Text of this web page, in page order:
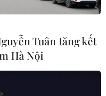
Tuân tăng kết
Hà Nội